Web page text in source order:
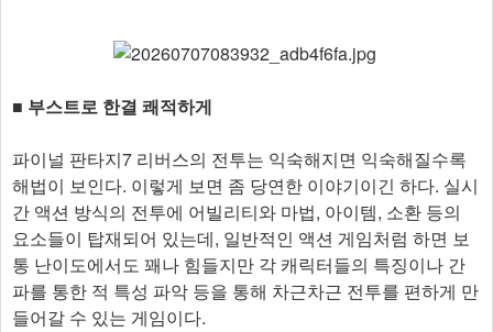
■ 부스트로 한결 쾌적하게
파이널 판타지7 리버스의 전투는 익숙해지면 익숙해질수록
해법이 보인다. 이렇게 보면 좀 당연한 이야기이긴 하다. 실시
간 액션 방식의 전투에 어빌리티와 마법, 아이템, 소환 등의
요소들이 탑재되어 있는데, 일반적인 액션 게임처럼 하면 보
통 난이도에서도 꽤나 힘들지만 각 캐릭터들의 특징이나 간
파를 통한 적 특성 파악 등을 통해 차근차근 전투를 편하게 만
들어갈 수 있는 게임이다.